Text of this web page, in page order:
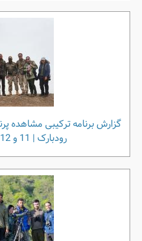
گزارش برنامه ترکیبی مشاهده
رودبارک | 11 و 12 خرداد 1402